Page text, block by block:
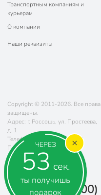
ЧЕРЕЗ
52 сек.
ты получишь
подарок
Транспортным компаниям и
курьерам
О компании
Наши реквизиты
Copyright © 2011-2026. Все права
защищены.
Адрес: г. Россошь, ул. Простеева,
д. 1
Телефон:
8 (800) 770-77-06
Почта:
sales@poryadok.ru
8